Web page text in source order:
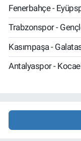
Fenerbahçe -
Trabzonspor -
Kasımpaşa -
Antalyaspor -